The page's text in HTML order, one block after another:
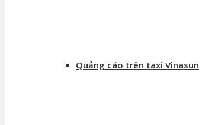
Quảng cáo trên taxi Vinasun